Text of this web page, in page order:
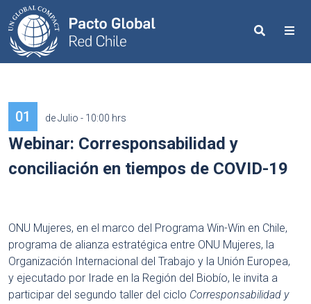
Search
01 de Julio - 10:00 hrs
Webinar: Corresponsabilidad y
conciliación en tiempos de COVID-19
ONU Mujeres, en el marco del Programa Win-Win en Chile,
programa de alianza estratégica entre ONU Mujeres, la
Organización Internacional del Trabajo y la Unión Europea,
y ejecutado por Irade en la Región del Biobío, le invita a
participar del segundo taller del ciclo Corresponsabilidad y